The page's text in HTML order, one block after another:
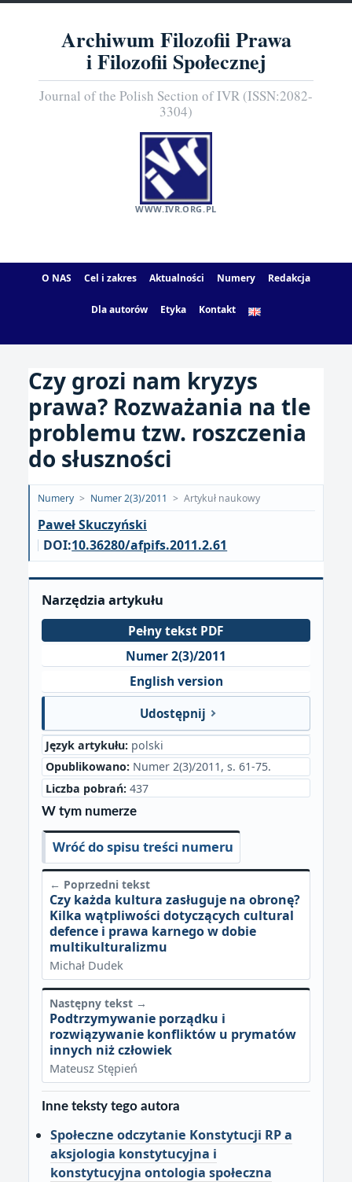
Archiwum Filozofii Prawa
i Filozofii Społecznej
Journal of the Polish Section of IVR (ISSN:2082-
3304)
WWW.IVR.ORG.PL
O NAS Cel i zakres Aktualności Numery Redakcja
Dla autorów Etyka Kontakt
Czy grozi nam kryzys
prawa? Rozważania na tle
problemu tzw. roszczenia
do słuszności
Opublikowano:
2018-
05-
01
Numery > Numer 2(3)/2011 > Artykuł naukowy
Paweł Skuczyński
DOI:10.36280/afpifs.2011.2.61
Narzędzia artykułu
Pełny tekst PDF
Numer 2(3)/2011
English version
Udostępnij
Język artykułu: polski
Opublikowano: Numer 2(3)/2011, s. 61-75.
Liczba pobrań: 437
W tym numerze
Wróć do spisu treści numeru
← Poprzedni tekst
Czy każda kultura zasługuje na obronę?
Kilka wątpliwości dotyczących cultural
defence i prawa karnego w dobie
multikulturalizmu
Michał Dudek
Następny tekst →
Podtrzymywanie porządku i
rozwiązywanie konfliktów u prymatów
innych niż człowiek
Mateusz Stępień
Inne teksty tego autora
Społeczne odczytanie Konstytucji RP a
aksjologia konstytucyjna i
konstytucyjna ontologia społeczna